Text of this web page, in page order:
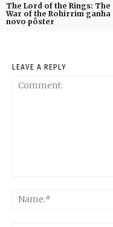
The Lord of the Rings: The
War of the Rohirrim ganha
novo pôster
LEAVE A REPLY